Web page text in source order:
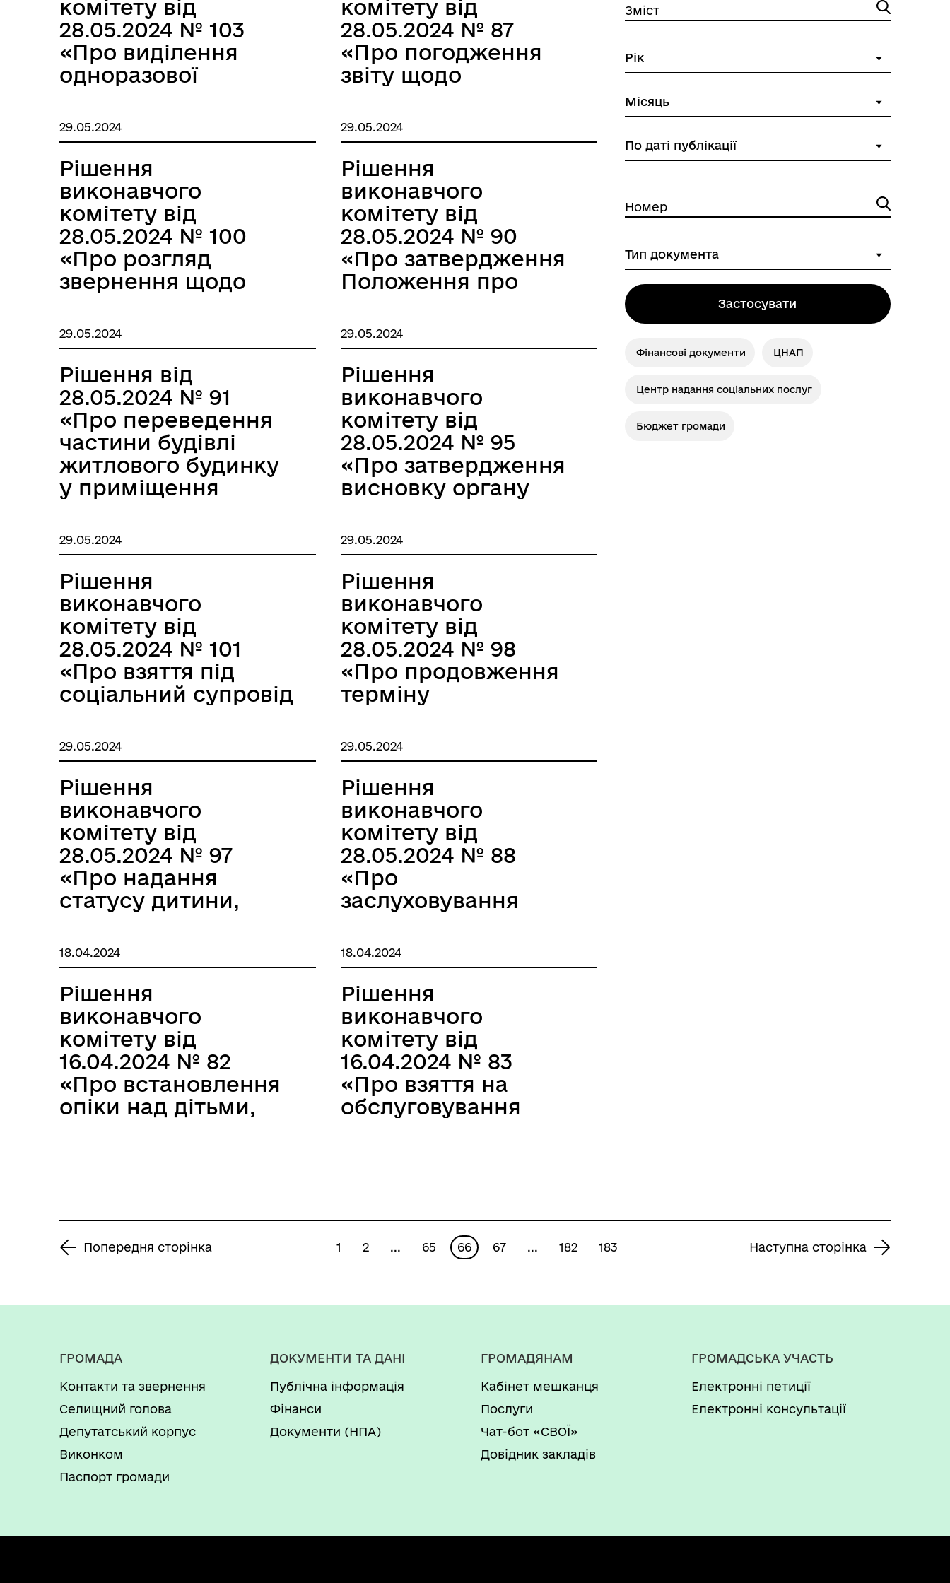
комітету від
28.05.2024 № 103
«Про виділення
одноразової
жителям
територіальної
громади»
комітету від
28.05.2024 № 87
«Про погодження
звіту щодо
селищного бюджету
за І квартал 2024
року»
29.05.2024
Рішення
виконавчого
комітету від
28.05.2024 № 100
«Про розгляд
звернення щодо
зовнішньої
реклами»
29.05.2024
Рішення
виконавчого
комітету від
28.05.2024 № 90
«Про затвердження
Положення про
та видачі акта
встановлення факту
здійснення особою
догляду (постійного
догляду) та
затвердження
складу комісії.»
29.05.2024
Рішення від
28.05.2024 № 91
«Про переведення
частини будівлі
житлового будинку
у приміщення
кабінету»
29.05.2024
Рішення
виконавчого
комітету від
28.05.2024 № 95
«Про затвердження
висновку органу
про доцільність
позбавлення
батьківських прав
матері»
29.05.2024
Рішення
виконавчого
комітету від
28.05.2024 № 101
«Про взяття під
соціальний супровід
опинились в
складних життєвих
обставинах»
29.05.2024
Рішення
виконавчого
комітету від
28.05.2024 № 98
«Про продовження
терміну
дитини-сироти у
закладі
інституційного
догляду»
29.05.2024
Рішення
виконавчого
комітету від
28.05.2024 № 97
«Про надання
статусу дитини,
батьківського
піклування»
29.05.2024
Рішення
виконавчого
комітету від
28.05.2024 № 88
«Про
заслуховування
керівника
Великобичківського
закладу загальної
середньої освіти №3
Великобичківської
селищної ради за
навчальний 2023-
2024 рік»
18.04.2024
Рішення
виконавчого
комітету від
16.04.2024 № 82
«Про встановлення
опіки над дітьми,
18.04.2024
Рішення
виконавчого
комітету від
16.04.2024 № 83
«Про взяття на
обслуговування
Зміст
Номер
Застосувати
Фінансові документи ЦНАП
Центр надання соціальних послуг
Бюджет громади
Попередня сторінка 1 2 ... 65 66 67 ... 182 183 Наступна сторінка
ГРОМАДА
Контакти та звернення
Селищний голова
Депутатський корпус
Виконком
Паспорт громади
ДОКУМЕНТИ ТА ДАНІ
Публічна інформація
Фінанси
Документи (НПА)
ГРОМАДЯНАМ
Кабінет мешканця
Послуги
Чат-бот «СВОЇ»
Довідник закладів
ГРОМАДСЬКА УЧАСТЬ
Електронні петиції
Електронні консультації